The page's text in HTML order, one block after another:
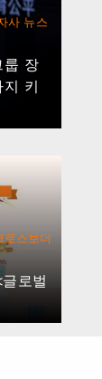
사 뉴스
룹 장
키
로스보더
로벌